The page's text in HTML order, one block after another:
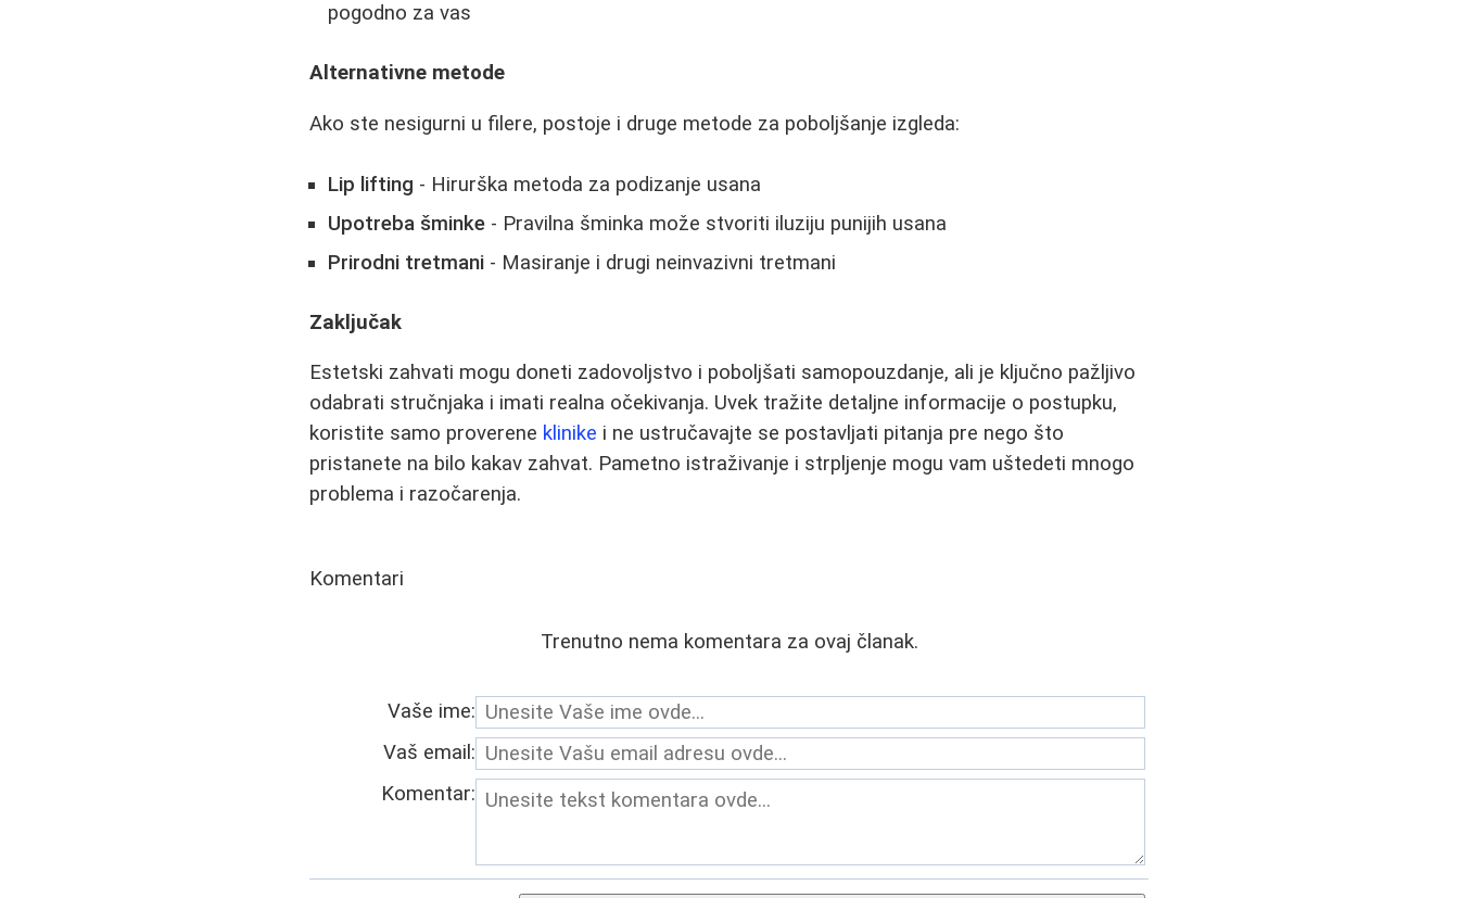
pogodno za vas
Alternativne metode
Ako ste nesigurni u filere, postoje i druge metode za poboljšanje izgleda:
Lip lifting - Hirurška metoda za podizanje usana
Upotreba šminke - Pravilna šminka može stvoriti iluziju punijih usana
Prirodni tretmani - Masiranje i drugi neinvazivni tretmani
Zaključak
Estetski zahvati mogu doneti zadovoljstvo i poboljšati samopouzdanje, ali je ključno pažljivo
odabrati stručnjaka i imati realna očekivanja. Uvek tražite detaljne informacije o postupku,
koristite samo proverene klinike i ne ustručavajte se postavljati pitanja pre nego što
pristanete na bilo kakav zahvat. Pametno istraživanje i strpljenje mogu vam uštedeti mnogo
problema i razočarenja.
Komentari
Trenutno nema komentara za ovaj članak.
Vaše ime:
Vaš email:
Komentar: